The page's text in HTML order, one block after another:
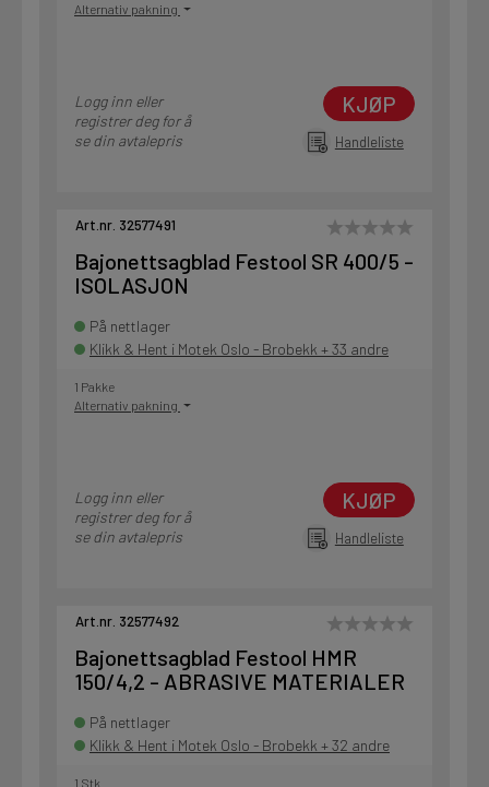
Alternativ pakning
Logg inn eller
registrer deg for å
se din avtalepris
KJØP
Handleliste
Art.nr. 32577491
Bajonettsagblad Festool SR 400/5 -
ISOLASJON
På nettlager
Klikk & Hent i Motek Oslo - Brobekk + 33 andre
1 Pakke
Alternativ pakning
Logg inn eller
registrer deg for å
se din avtalepris
KJØP
Handleliste
Art.nr. 32577492
Bajonettsagblad Festool HMR
150/4,2 - ABRASIVE MATERIALER
På nettlager
Klikk & Hent i Motek Oslo - Brobekk + 32 andre
1 Stk